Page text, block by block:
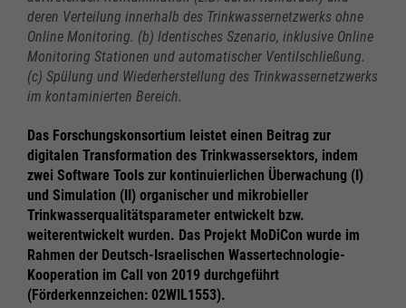
deren Verteilung innerhalb des Trinkwassernetzwerks ohne
Online Monitoring. (b) Identisches Szenario, inklusive Online
Monitoring Stationen und automatischer Ventilschließung.
(c) Spülung und Wiederherstellung des Trinkwassernetzwerks
im kontaminierten Bereich.
Das Forschungskonsortium leistet einen Beitrag zur
digitalen Transformation des Trinkwassersektors, indem
zwei Software Tools zur kontinuierlichen Überwachung (I)
und Simulation (II) organischer und mikrobieller
Trinkwasserqualitätsparameter entwickelt bzw.
weiterentwickelt wurden. Das Projekt MoDiCon wurde im
Rahmen der Deutsch-Israelischen Wassertechnologie-
Kooperation im Call von 2019 durchgeführt
(Förderkennzeichen: 02WIL1553).